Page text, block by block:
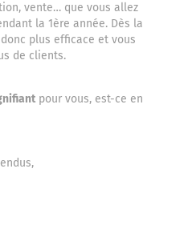
vente… que vous allez
la 1ère année. Dès la
plus efficace et vous
de clients.
pour vous, est-ce en